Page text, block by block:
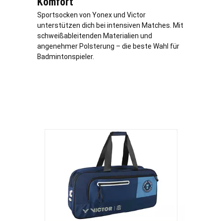
Sportsocken von Yonex und Victor
unterstützen dich bei intensiven Matches. Mit
schweißableitenden Materialien und
angenehmer Polsterung – die beste Wahl für
Badmintonspieler.